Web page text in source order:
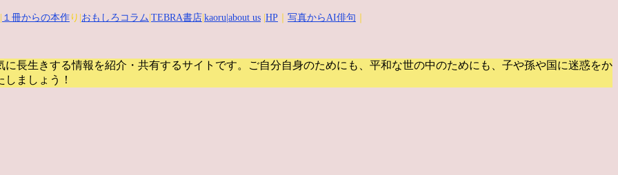
１冊からの本作 り| おもしろコラム TEBRA書店 kaoru |about us HP 写真からAI俳句
長生きする情報を紹介・共有するサイトです。
ご自分自身のためにも、平和な世の中のためにも、子や孫や国に迷惑をか
ましょう！